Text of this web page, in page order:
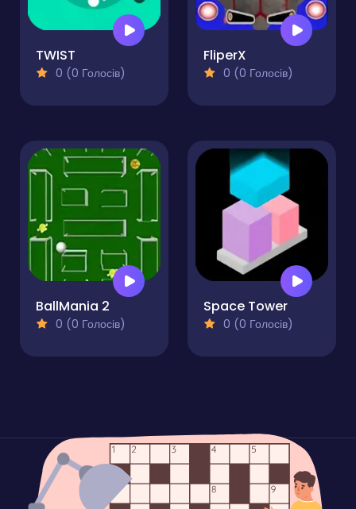
TWIST
0 (0 Голосів)
FliperX
0 (0 Голосів)
BallMania 2
0 (0 Голосів)
Space Tower
0 (0 Голосів)